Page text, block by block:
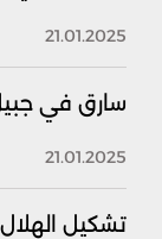
21.01.2025
سارق في
21.01.2025
تشكيل